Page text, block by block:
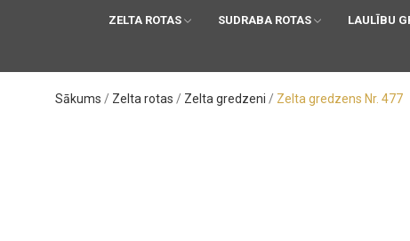
ZELTA ROTAS SUDRABA ROTAS LAULĪBU
Sākums Zelta rotas Zelta gredzeni Zelta gredzens Nr. 477